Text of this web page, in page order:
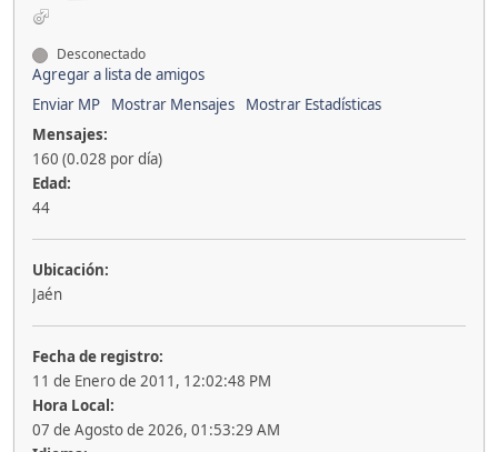
Desconectado
Agregar a lista de amigos
Enviar MP
Mostrar Mensajes
Mostrar Estadísticas
Mensajes:
160 (0.028 por día)
Edad:
44
Ubicación:
Jaén
Fecha de registro:
11 de Enero de 2011, 12:02:48 PM
Hora Local:
07 de Agosto de 2026, 01:53:29 AM